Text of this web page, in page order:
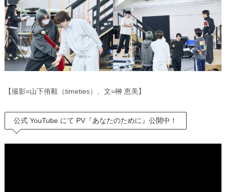
【撮影=山下侑毅（timeties）、文=榊 恵美】
公式 YouTube にて PV『あなたのために』公開中！